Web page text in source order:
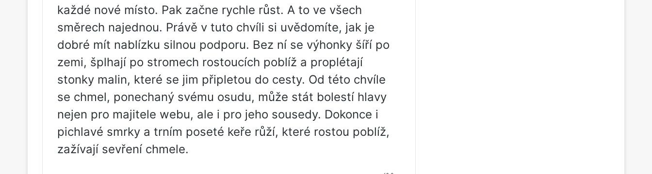
každé nové místo. Pak začne rychle růst. A to ve všech
směrech najednou. Právě v tuto chvíli si uvědomíte, jak je
dobré mít nablízku silnou podporu. Bez ní se výhonky šíří po
zemi, šplhají po stromech rostoucích poblíž a proplétají
stonky malin, které se jim připletou do cesty. Od této chvíle
se chmel, ponechaný svému osudu, může stát bolestí hlavy
nejen pro majitele webu, ale i pro jeho sousedy. Dokonce i
pichlavé smrky a trním poseté keře růží, které rostou poblíž,
zažívají sevření chmele.